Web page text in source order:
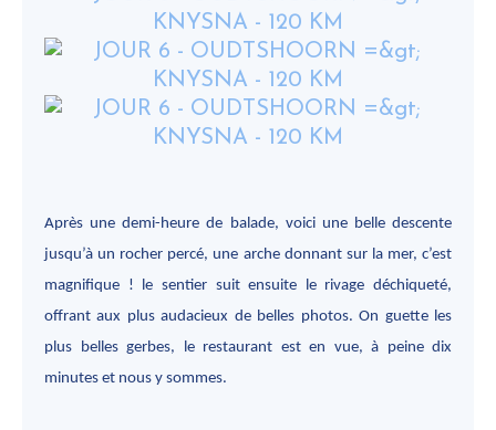
Après une demi-heure de balade, voici une belle descente
jusqu’à un rocher percé, une arche donnant sur la mer, c’est
magnifique ! le sentier suit ensuite le rivage déchiqueté,
offrant aux plus audacieux de belles photos. On guette les
plus belles gerbes, le restaurant est en vue, à peine dix
minutes et nous y sommes.